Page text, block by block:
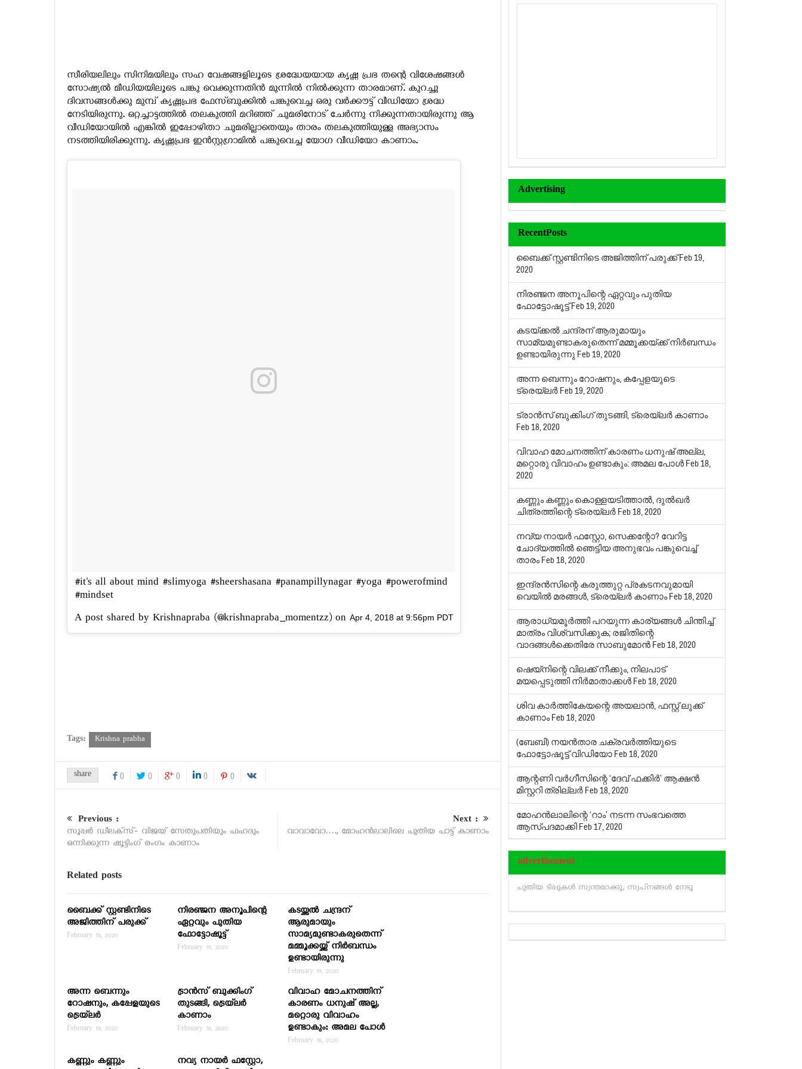
സീരിയലിലും സിനിമയിലും സഹ വേഷങ്ങളിലൂടെ ശ്രദ്ധേയയായ കൃഷ്ണ പ്രഭ തന്റെ വിശേഷങ്ങള്‍
സോഷ്യല്‍ മീഡിയയിലൂടെ പങ്കു വെക്കുന്നതിന്‍ മുന്നില്‍ നില്‍ക്കുന്ന താരമാണ്. കുറച്ചു
ദിവസങ്ങള്‍ക്കു മുമ്പ് കൃഷ്ണപ്രഭ ഫേസ്ബുക്കില്‍ പങ്കുവെച്ച ഒരു വര്‍ക്കൗട്ട് വീഡിയോ ശ്രദ്ധ
നേടിയിരുന്നു. ഒറ്റച്ചാട്ടത്തില്‍ തലകുത്തി മറിഞ്ഞ് ചുമരിനോട് ചേര്‍ന്നു നിക്കുന്നതായിരുന്നു ആ
വീഡിയോയില്‍ എങ്കില്‍ ഇപ്പോഴിതാ ചുമരില്ലാതെയും താരം തലകുത്തിയുള്ള അഭ്യാസം
നടത്തിയിരിക്കുന്നു. കൃഷ്ണപ്രഭ ഇന്‍സ്റ്റഗ്രാമില്‍ പങ്കുവെച്ച യോഗ വീഡിയോ കാണാം.
#it's all about mind #slimyoga #sheershasana #panampillynagar #yoga #powerofmind
#mindset
A post shared by Krishnapraba (@krishnapraba_momentzz) on Apr 4, 2018 at 9:56pm PDT
Tags: Krishna prabha
share 0 0 0 0 0
Previous :
സൂപ്പര്‍ ഡീലക്‌സ്- വിജയ് സേതുപതിയും ഫഹദും
ഒന്നിക്കുന്ന ഷൂട്ടിംഗ് രംഗം കാണാം
Next :
വാവാവോ…., മോഹന്‍ലാലിലെ പുതിയ പാട്ട് കാണാം
Related posts
ബൈക്ക് സ്റ്റണ്ടിനിടെ
അജിത്തിന് പരുക്ക്
February 19, 2020
നിരഞ്ജന അനൂപിന്റെ
ഏറ്റവും പുതിയ
ഫോട്ടോഷൂട്ട്
February 19, 2020
കടയ്ക്കല്‍ ചന്ദ്രന്
ആരുമായും
സാമ്യമുണ്ടാകരുതെന്ന്
മമ്മൂക്കയ്ക്ക് നിര്‍ബന്ധം
ഉണ്ടായിരുന്നു
February 19, 2020
അന്ന ബെന്നും
റോഷനും, കപ്പേളയുടെ
ട്രെയ്‌ലര്‍
February 19, 2020
ട്രാന്‍സ് ബുക്കിംഗ്
തുടങ്ങി, ട്രെയ്‌ലര്‍
കാണാം
February 18, 2020
വിവാഹ മോചനത്തിന്
കാരണം ധനുഷ് അല്ല,
മറ്റൊരു വിവാഹം
ഉണ്ടാകും: അമല പോള്‍
February 18, 2020
കണ്ണും കണ്ണും
നവ്യ നായര്‍ ഫസ്റ്റോ,
Advertising
RecentPosts
ബൈക്ക് സ്റ്റണ്ടിനിടെ അജിത്തിന് പരുക്ക്Feb 19,
2020
നിരഞ്ജന അനൂപിന്റെ ഏറ്റവും പുതിയ
ഫോട്ടോഷൂട്ട്Feb 19, 2020
കടയ്ക്കല്‍ ചന്ദ്രന് ആരുമായും
സാമ്യമുണ്ടാകരുതെന്ന് മമ്മൂക്കയ്ക്ക് നിര്‍ബന്ധം
ഉണ്ടായിരുന്നു Feb 19, 2020
അന്ന ബെന്നും റോഷനും, കപ്പേളയുടെ
ട്രെയ്‌ലര്‍ Feb 19, 2020
ട്രാന്‍സ് ബുക്കിംഗ് തുടങ്ങി, ട്രെയ്‌ലര്‍ കാണാം
Feb 18, 2020
വിവാഹ മോചനത്തിന് കാരണം ധനുഷ് അല്ല,
മറ്റൊരു വിവാഹം ഉണ്ടാകും: അമല പോള്‍ Feb 18,
2020
കണ്ണും കണ്ണും കൊള്ളയടിത്താല്‍, ദുല്‍ഖര്‍
ചിത്രത്തിന്റെ ട്രെയ്‌ലര്‍ Feb 18, 2020
നവ്യ നായര്‍ ഫസ്റ്റോ, സെക്കന്റോ? വേറിട്ട
ചോദ്യത്തില്‍ ഞെട്ടിയ അനുഭവം പങ്കുവെച്ച്
താരംFeb 18, 2020
ഇന്ദ്രന്‍സിന്റെ കരുത്തുറ്റ പ്രകടനവുമായി
വെയില്‍ മരങ്ങള്‍, ട്രെയ്‌ലര്‍ കാണാംFeb 18, 2020
ആരാധ്യമൂര്‍ത്തി പറയുന്ന കാര്യങ്ങള്‍ ചിന്തിച്ച്
മാത്രം വിശ്വസിക്കുക; രജിതിന്റെ
വാദങ്ങള്‍ക്കെതിരേ സാബുമോന്‍ Feb 18, 2020
ഷെയ്‌നിന്റെ വിലക്ക് നീക്കും, നിലപാട്
മയപ്പെടുത്തി നിര്‍മാതാക്കള്‍ Feb 18, 2020
ശിവ കാര്‍ത്തികേയന്റെ അയലാന്‍, ഫസ്റ്റ് ലുക്ക്
കാണാംFeb 18, 2020
(ബേബി) നയന്‍താര ചക്രവര്‍ത്തിയുടെ
ഫോട്ടോഷൂട്ട് വിഡിയോ Feb 18, 2020
ആന്റണി വര്‍ഗീസിന്റെ ‘ദേവ് ഫക്കിര്‍’ ആക്ഷന്‍
മിസ്റ്ററി ത്രില്ലര്‍ Feb 18, 2020
മോഹന്‍ലാലിന്റെ ‘റാം’ നടന്ന സംഭവത്തെ
ആസ്പദമാക്കി Feb 17, 2020
advertisement
പുതിയ ടിപ്പുകള്‍ സ്വന്തമാക്കൂ, സ്വപ്‌നങ്ങള്‍ നേടൂ